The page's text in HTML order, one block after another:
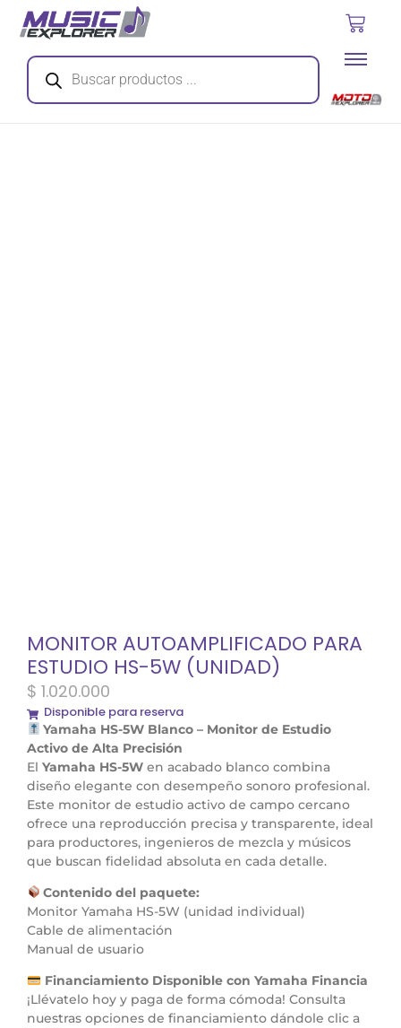
MONITOR AUTOAMPLIFICADO PARA
ESTUDIO HS-5W (UNIDAD)
$ 1.020.000
Disponible para reserva
Yamaha HS-5W Blanco – Monitor de Estudio
Activo de Alta Precisión
El Yamaha HS-5W en acabado blanco combina
diseño elegante con desempeño sonoro profesional.
Este monitor de estudio activo de campo cercano
ofrece una reproducción precisa y transparente, ideal
para productores, ingenieros de mezcla y músicos
que buscan fidelidad absoluta en cada detalle.
Contenido del paquete:
Monitor Yamaha HS-5W (unidad individual)
Cable de alimentación
Manual de usuario
Financiamiento Disponible con Yamaha Financia
¡Llévatelo hoy y paga de forma cómoda! Consulta
nuestras opciones de financiamiento dándole clic a